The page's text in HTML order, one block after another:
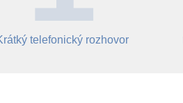
telefonický rozhovor